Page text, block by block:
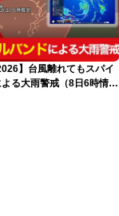
】台風離れてもスパイ
る大雨警戒（8日6時情